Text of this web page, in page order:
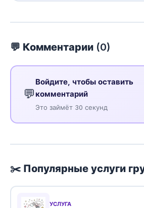
💬 Комментарии (0)
💬
Войдите, чтобы оставить
комментарий
Это займёт 30 секунд
✂️ Популярные услуги
УСЛУГА